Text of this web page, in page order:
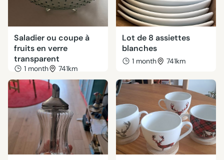
Saladier ou coupe à
fruits en verre
transparent
1 month 741km
Lot de 8 assiettes
blanches
1 month 741km